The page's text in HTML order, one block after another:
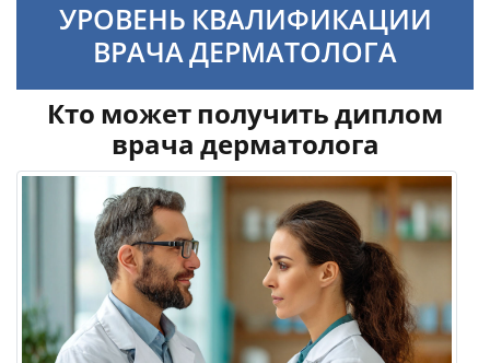
УРОВЕНЬ КВАЛИФИКАЦИИ
ВРАЧА ДЕРМАТОЛОГА
Кто может получить диплом
врача дерматолога